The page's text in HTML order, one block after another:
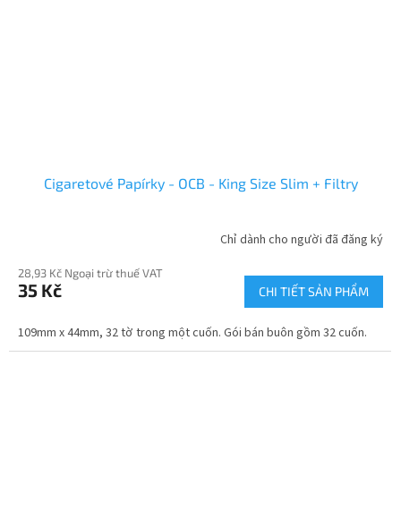
Cigaretové Papírky - OCB - King Size Slim + Filtry
Chỉ dành cho người đã đăng ký
28,93 Kč Ngoại trừ thuế VAT
35 Kč CHI TIẾT SẢN PHẨM
109mm x 44mm, 32 tờ trong một cuốn. Gói bán buôn gồm 32 cuốn.